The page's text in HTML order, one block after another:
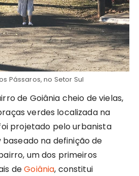
Pássaros, no Setor Sul
de Goiânia cheio de vielas,
verdes localizada na
projetado pelo urbanista
na definição de
um dos primeiros
deGoiânia, constitui